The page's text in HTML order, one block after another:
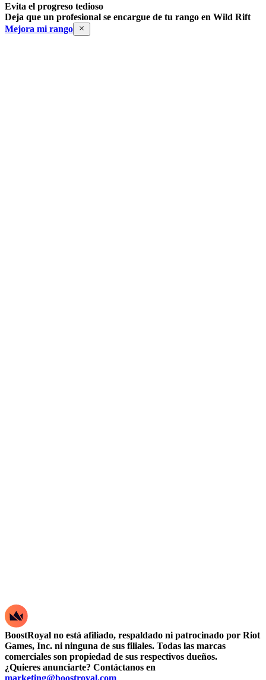
Evita el progreso tedioso
Deja que un profesional se encargue de tu rango en Wild Rift
Mejora mi rango
BoostRoyal no está afiliado, respaldado ni patrocinado por Riot
Games, Inc. ni ninguna de sus filiales. Todas las marcas
comerciales son propiedad de sus respectivos dueños.
¿Quieres anunciarte? Contáctanos en
marketing@boostroyal.com